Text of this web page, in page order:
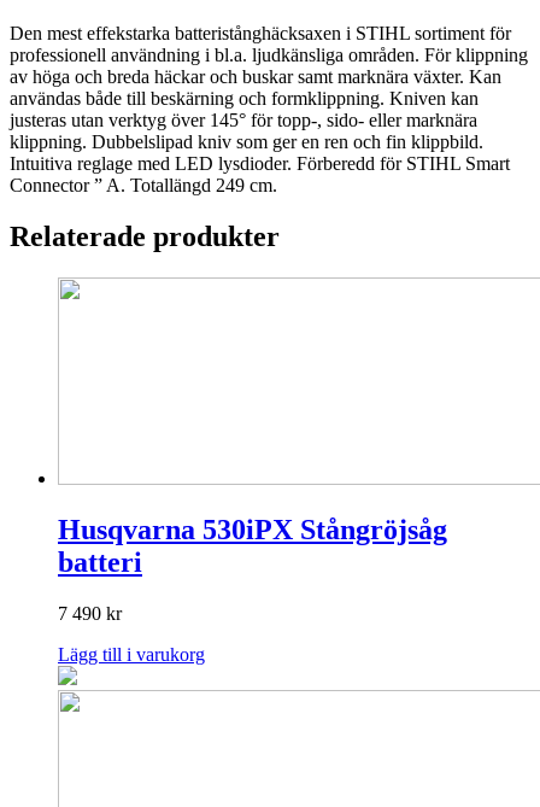
Den mest effekstarka batteristånghäcksaxen i STIHL sortiment för
professionell användning i bl.a. ljudkänsliga områden. För klippning
av höga och breda häckar och buskar samt marknära växter. Kan
användas både till beskärning och formklippning. Kniven kan
justeras utan verktyg över 145° för topp-, sido- eller marknära
klippning. Dubbelslipad kniv som ger en ren och fin klippbild.
Intuitiva reglage med LED lysdioder. Förberedd för STIHL Smart
Connector ” A. Totallängd 249 cm.
Relaterade produkter
Husqvarna 530iPX Stångröjsåg
batteri
7 490 kr
Lägg till i varukorg